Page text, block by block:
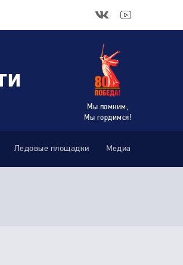
Мы помним,
Мы гордимся!
Ледовые площадки Медиа